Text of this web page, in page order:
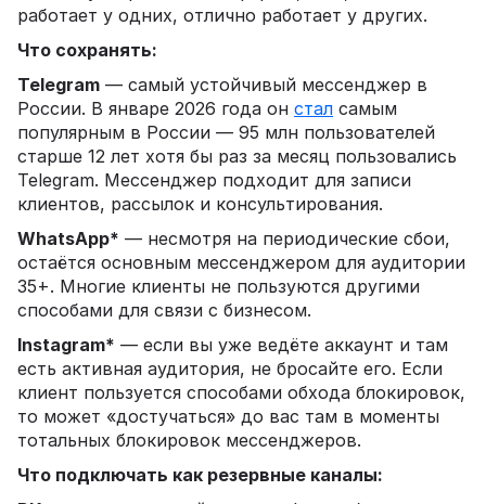
работает у одних, отлично работает у других.
Что сохранять:
Telegram — самый устойчивый мессенджер в
России. В январе 2026 года он стал самым
популярным в России — 95 млн пользователей
старше 12 лет хотя бы раз за месяц пользовались
Telegram. Мессенджер подходит для записи
клиентов, рассылок и консультирования.
WhatsApp* — несмотря на периодические сбои,
остаётся основным мессенджером для аудитории
35+. Многие клиенты не пользуются другими
способами для связи с бизнесом.
Instagram* — если вы уже ведёте аккаунт и там
есть активная аудитория, не бросайте его. Если
клиент пользуется способами обхода блокировок,
то может «достучаться» до вас там в моменты
тотальных блокировок мессенджеров.
Что подключать как резервные каналы: